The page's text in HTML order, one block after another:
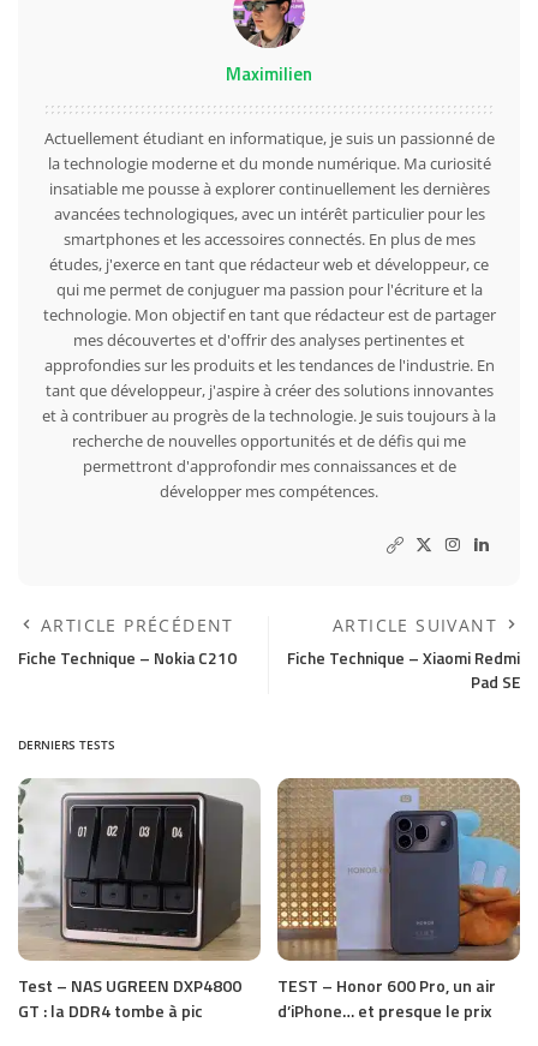
Maximilien
Actuellement étudiant en informatique, je suis un passionné de
la technologie moderne et du monde numérique. Ma curiosité
insatiable me pousse à explorer continuellement les dernières
avancées technologiques, avec un intérêt particulier pour les
smartphones et les accessoires connectés. En plus de mes
études, j'exerce en tant que rédacteur web et développeur, ce
qui me permet de conjuguer ma passion pour l'écriture et la
technologie. Mon objectif en tant que rédacteur est de partager
mes découvertes et d'offrir des analyses pertinentes et
approfondies sur les produits et les tendances de l'industrie. En
tant que développeur, j'aspire à créer des solutions innovantes
et à contribuer au progrès de la technologie. Je suis toujours à la
recherche de nouvelles opportunités et de défis qui me
permettront d'approfondir mes connaissances et de
développer mes compétences.
ARTICLE PRÉCÉDENT
Fiche Technique – Nokia C210
ARTICLE SUIVANT
Fiche Technique – Xiaomi Redmi
Pad SE
DERNIERS TESTS
Test – NAS UGREEN DXP4800
GT : la DDR4 tombe à pic
TEST – Honor 600 Pro, un air
d’iPhone… et presque le prix